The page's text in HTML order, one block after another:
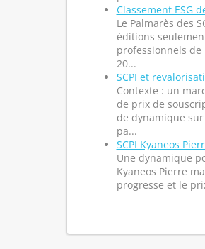
Classement ESG
Le Palmarès des
éditions
professionnels
20...
SCPI et
Contexte : un
de prix de
de dynamique
pa...
SCPI Kyaneos
Une dynamique
Kyaneos Pierre
progresse et le